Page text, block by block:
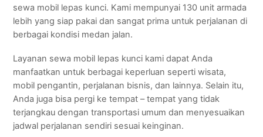
sewa mobil lepas kunci. Kami mempunyai 130 unit armada
lebih yang siap pakai dan sangat prima untuk perjalanan di
berbagai kondisi medan jalan.
Layanan sewa mobil lepas kunci kami dapat Anda
manfaatkan untuk berbagai keperluan seperti wisata,
mobil pengantin, perjalanan bisnis, dan lainnya. Selain itu,
Anda juga bisa pergi ke tempat – tempat yang tidak
terjangkau dengan transportasi umum dan menyesuaikan
jadwal perjalanan sendiri sesuai keinginan.